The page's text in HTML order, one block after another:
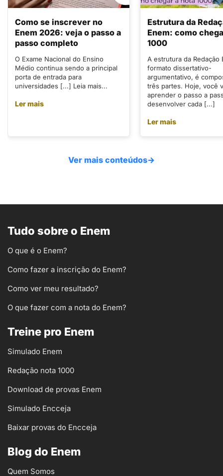
Como se inscrever no
Enem 2026: veja o passo a
passo completo
O Exame Nacional do Ensino
Médio continua sendo a principal
porta de entrada para
universidades [...] Leia mais...
Ler mais
Estrutura da
Enem: como
1000
A estrutura da Redação
formato dissertativo-
argumentativo, é
três partes. Hoje, você
aprender o passo a
desenvolver cada [...]
Ler mais
Ver mais conteúdos→
Tudo sobre o Enem
O que é o Enem?
Como fazer a inscrição do Enem?
Como ver meu resultado?
O que fazer com a nota do Enem?
Treine pro Enem
Simulado Enem
Redação nota 1000
Download de provas Enem
Simulado Encceja
Baixar provas do Encceja
Blog do Enem
Quem Somos